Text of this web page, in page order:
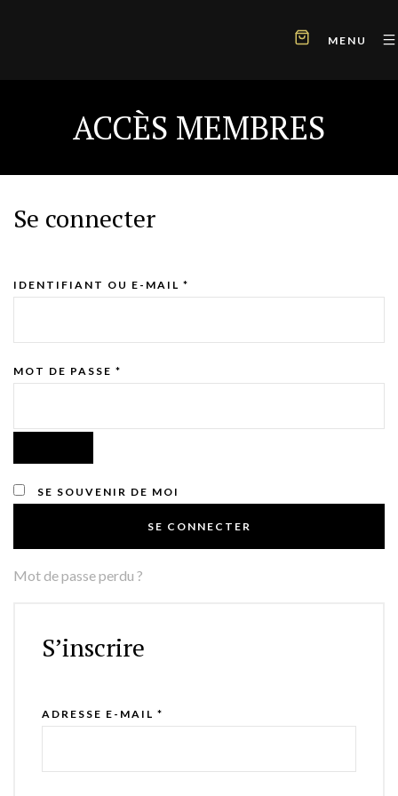
MENU
ACCÈS MEMBRES
Se connecter
IDENTIFIANT OU E-MAIL *
MOT DE PASSE *
SE SOUVENIR DE MOI
SE CONNECTER
Mot de passe perdu ?
S’inscrire
ADRESSE E-MAIL *